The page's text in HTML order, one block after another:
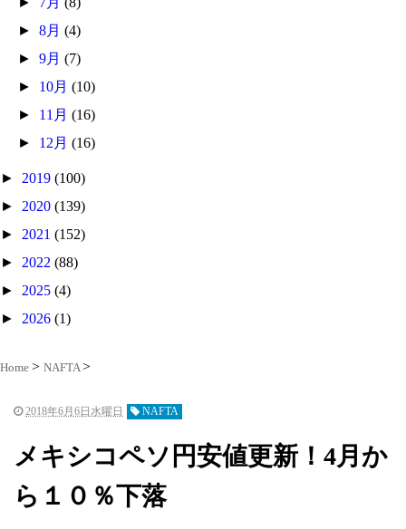
►8月(4)
►9月(7)
► 10月(10)
► 11月(16)
► 12月(16)
► 2019 (100)
► 2020 (139)
► 2021 (152)
► 2022 (88)
► 2025 (4)
► 2026 (1)
Home NAFTA
2018年6月6日水曜日 NAFTA
メキシコペソ円安値更新！4月か
ら１０％下落